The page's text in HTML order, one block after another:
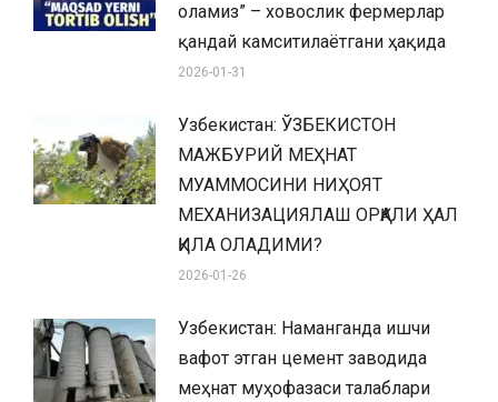
оламиз” – ховослик фермерлар
қандай камситилаётгани ҳақида
2026-01-31
Узбекистан: ЎЗБЕКИСТОН
МАЖБУРИЙ МЕҲНАТ
МУАММОСИНИ НИҲОЯТ
МЕХАНИЗАЦИЯЛАШ ОРҚАЛИ ҲАЛ
ҚИЛА ОЛАДИМИ?
2026-01-26
Узбекистан: Наманганда ишчи
вафот этган цемент заводида
меҳнат муҳофазаси талаблари